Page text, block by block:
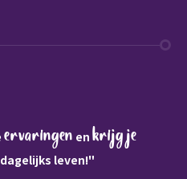
ervaringen enkrijg je
leven!"